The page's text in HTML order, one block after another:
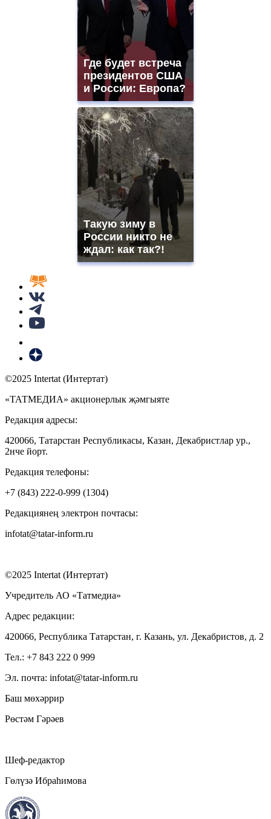
Где будет встреча
президентов США
и России: Европа?
Такую зиму в
России никто не
ждал: как так?!
©2025 Intertat (Интертат)
«ТАТМЕДИА» акционерлык җәмгыяте
Редакция адресы:
420066, Татарстан Республикасы, Казан, Декабристлар ур.,
2нче йорт.
Редакция телефоны:
+7 (843) 222-0-999 (1304)
Редакциянең электрон почтасы:
infotat@tatar-inform.ru
©2025 Intertat (Интертат)
Учредитель АО «Татмедиа»
Адрес редакции:
420066, Республика Татарстан, г. Казань, ул. Декабристов, д. 2
Тел.: +7 843 222 0 999
Эл. почта: infotat@tatar-inform.ru
Баш мөхәррир
Рөстәм Гәрәев
Шеф-редактор
Гөлүзә Ибраһимова